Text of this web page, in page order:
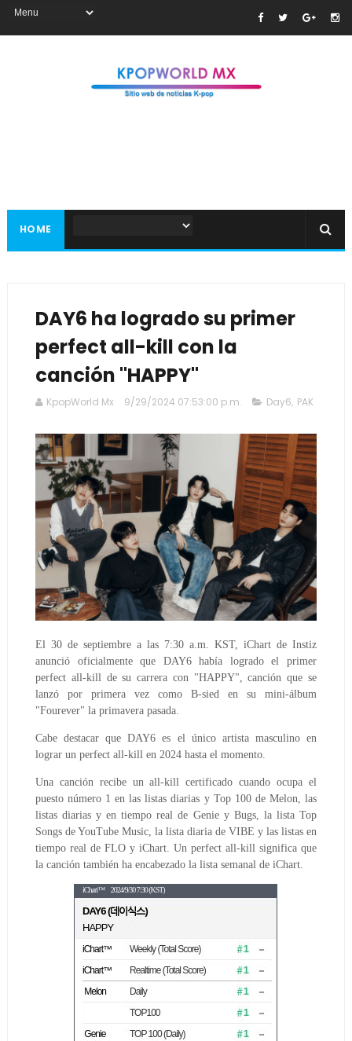
HOME
DAY6 ha logrado su primer
perfect all-kill con la
canción "HAPPY"
KpopWorld Mx 9/29/2024 07:53:00 p.m. Day6, PAK
El 30 de septiembre a las 7:30 a.m. KST, iChart de Instiz
anunció oficialmente que DAY6 había logrado el primer
perfect all-kill de su carrera con "HAPPY", canción que se
lanzó por primera vez como B-sied en su mini-álbum
"Fourever" la primavera pasada.
Cabe destacar que DAY6 es el único artista masculino en
lograr un perfect all-kill en 2024 hasta el momento.
Una canción recibe un all-kill certificado cuando ocupa el
puesto número 1 en las listas diarias y Top 100 de Melon, las
listas diarias y en tiempo real de Genie y Bugs, la lista Top
Songs de YouTube Music, la lista diaria de VIBE y las listas en
tiempo real de FLO y iChart. Un perfect all-kill significa que
la canción también ha encabezado la lista semanal de iChart.